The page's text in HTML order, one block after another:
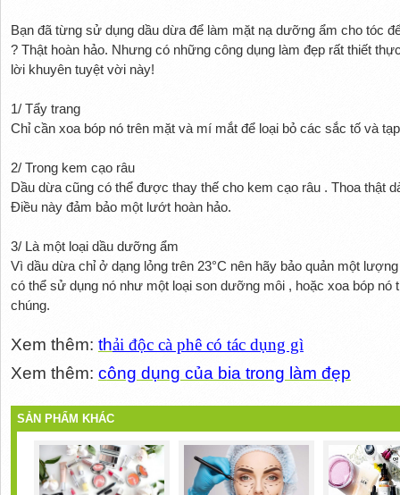
Bạn đã từng sử dụng dầu dừa để làm mặt nạ dưỡng ẩm cho tóc
? Thật hoàn hảo. Nhưng có những công dụng làm đẹp rất thiết
lời khuyên tuyệt vời này!
1/ Tẩy trang
Chỉ cần xoa bóp nó trên mặt và mí mắt để loại bỏ các sắc tố và
2/ Trong kem cạo râu
Dầu dừa cũng có thể được thay thế cho kem cạo râu . Thoa thật
Điều này đảm bảo một lướt hoàn hảo.
3/ Là một loại dầu dưỡng ẩm
Vì dầu dừa chỉ ở dạng lỏng trên 23°C nên hãy bảo quản một
có thể sử dụng nó như một loại son dưỡng môi , hoặc xoa bóp nó
chúng.
Xem thêm: thải độc cà phê có tác dụng gì
Xem thêm: công dụng của bia trong làm đẹp
SẢN PHẨM KHÁC